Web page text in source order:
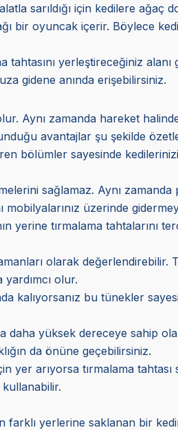
sarıldığı için kedilere ağaç
bir oyuncak içerir. Böylece
tahtasını yerleştireceğiniz alanı
gidene anında erişebilirsiniz.
Aynı zamanda hareket
avantajlar şu şekilde
bölümler sayesinde
sağlamaz. Aynı
mobilyalarınız üzerinde
yerine tırmalama tahtalarını
olarak değerlendirebilir.
olur.
kalıyorsanız bu tünekler
daha yüksek dereceye sahip
da önüne geçebilirsiniz.
yer arıyorsa tırmalama tahtası
farklı yerlerine saklanan bir